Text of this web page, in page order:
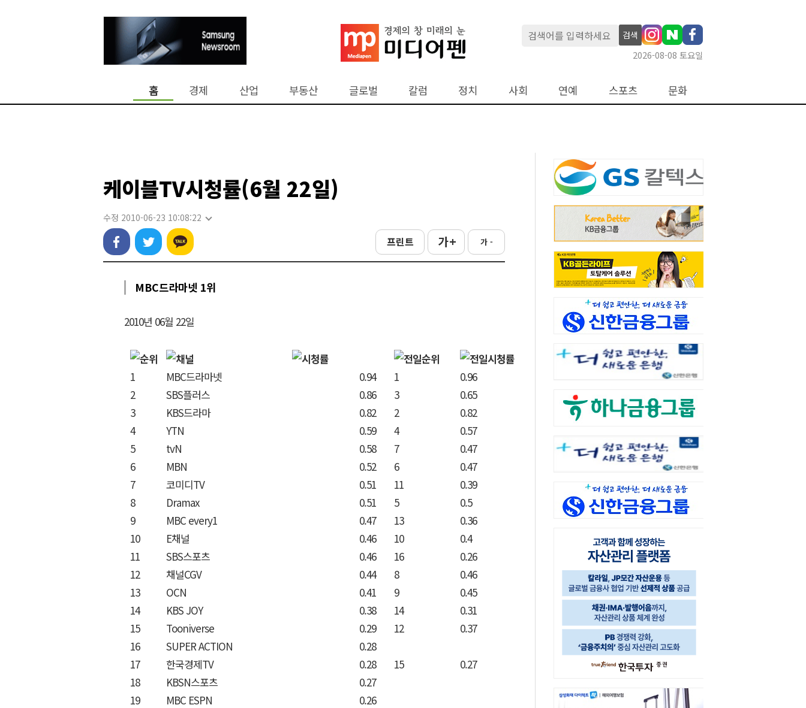
검색
2026-08-08 토요일
홈 경제 산업 부동산 글로벌 칼럼 정치 사회 연예 스포츠 문화
케이블TV시청률(6월 22일)
수정 2010-06-23 10:08:22
프린트 가 + 가 -
MBC드라마넷 1위
2010년 06월 22일
1 MBC드라마넷 0.94 1
0.96
2
SBS플러스 0.86 3
0.65
3
KBS드라마 0.82 2
0.82
4
YTN 0.59 4
0.57
5
tvN 0.58 7
0.47
6
MBN 0.52 6
0.47
7
코미디TV 0.51 11
0.39
8
Dramax 0.51 5
0.5
9
MBC every1 0.47 13
0.36
10
E채널 0.46 10
0.4
11
SBS스포츠 0.46 16
0.26
12
채널CGV 0.44 8
0.46
13
OCN 0.41 9
0.45
14
KBS JOY 0.38 14
0.31
15
Tooniverse 0.29 12
0.37
16
SUPER ACTION
0.28
17
한국경제TV 0.28 15
0.27
18
KBSN스포츠
0.27
19
MBC ESPN
0.26